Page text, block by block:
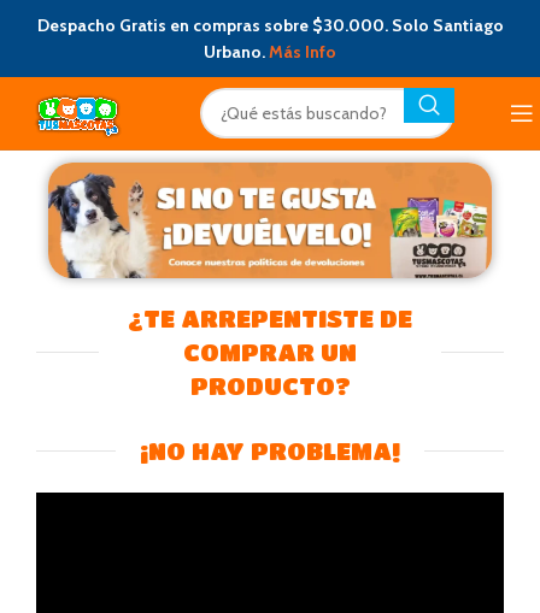
Despacho Gratis en compras sobre $30.000. Solo Santiago
Urbano.Más Info
¿TE ARREPENTISTE DE
COMPRAR UN
PRODUCTO?
¡NO HAY PROBLEMA!